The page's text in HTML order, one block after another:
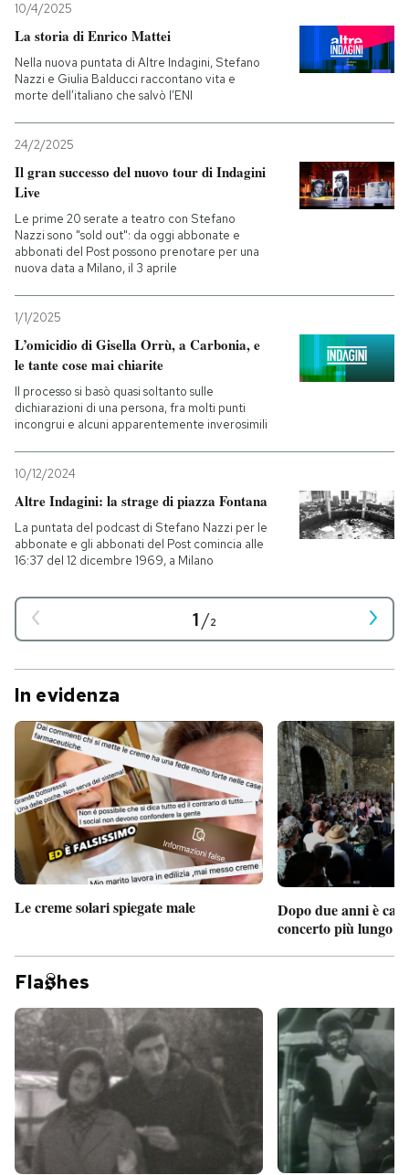
10/4/2025
La storia di Enrico Mattei
Nella nuova puntata di Altre Indagini, Stefano
Nazzi e Giulia Balducci raccontano vita e
morte dell’italiano che salvò l’ENI
24/2/2025
Il gran successo del nuovo tour di Indagini
Live
Le prime 20 serate a teatro con Stefano
Nazzi sono "sold out": da oggi abbonate e
abbonati del Post possono prenotare per una
nuova data a Milano, il 3 aprile
1/1/2025
L’omicidio di Gisella Orrù, a Carbonia, e
le tante cose mai chiarite
Il processo si basò quasi soltanto sulle
dichiarazioni di una persona, fra molti punti
incongrui e alcuni apparentemente inverosimili
10/12/2024
Altre Indagini: la strage di piazza Fontana
La puntata del podcast di Stefano Nazzi per le
abbonate e gli abbonati del Post comincia alle
16:37 del 12 dicembre 1969, a Milano
1/2
In evidenza
Le creme solari spiegate male
Dopo due anni è
concerto più lungo
Fla hes